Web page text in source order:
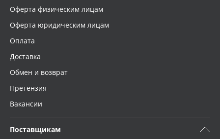
Оферта физическим лицам
Оферта юридическим лицам
Оплата
Доставка
Обмен и возврат
Претензия
Вакансии
Поставщикам